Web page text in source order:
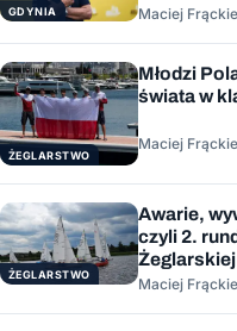
GDYNIA Maciej
ŻEGLARSTWO
Młodzi
świata w
Maciej
ŻEGLARSTWO
Awarie,
czyli 2.
Żeglarskiej
Maciej